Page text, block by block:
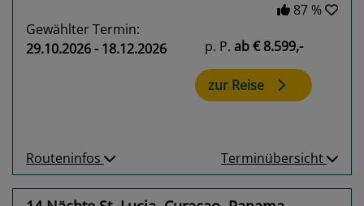
87 %
Gewählter Termin:
29.10.2026 - 18.12.2026
p. P. ab€ 8.599,-
zur Reise
Routeninfos Terminübersicht